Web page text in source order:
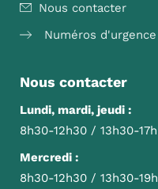
Nous contacter
Numéros d'urgence
Nous contacter
Lundi, mardi, jeudi :
8h30-12h30 / 13h30-17h
Mercredi :
8h30-12h30 / 13h30-19h